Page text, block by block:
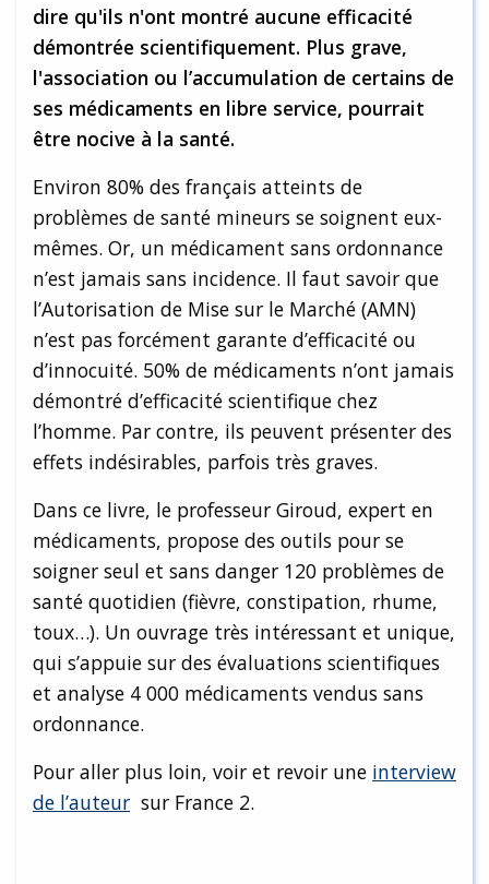
dire qu'ils n'ont montré aucune efficacité
démontrée scientifiquement. Plus grave,
l'association ou l’accumulation de certains de
ses médicaments en libre service, pourrait
être nocive à la santé.
Environ 80% des français atteints de
problèmes de santé mineurs se soignent eux-
mêmes. Or, un médicament sans ordonnance
n’est jamais sans incidence. Il faut savoir que
l’Autorisation de Mise sur le Marché (AMN)
n’est pas forcément garante d’efficacité ou
d’innocuité. 50% de médicaments n’ont jamais
démontré d’efficacité scientifique chez
l’homme. Par contre, ils peuvent présenter des
effets indésirables, parfois très graves.
Dans ce livre, le professeur Giroud, expert en
médicaments, propose des outils pour se
soigner seul et sans danger 120 problèmes de
santé quotidien (fièvre, constipation, rhume,
toux…). Un ouvrage très intéressant et unique,
qui s’appuie sur des évaluations scientifiques
et analyse 4 000 médicaments vendus sans
ordonnance.
Pour aller plus loin, voir et revoir une interview
de l’auteur sur France 2.